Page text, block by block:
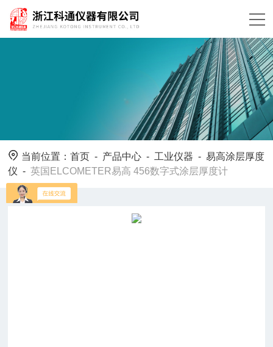
当前位置：首页 - 产品中心 - 工业仪器 -易高涂层厚度
仪 -英国ELCOMETER易高 456数字式涂层厚度计